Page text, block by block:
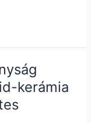
kerámia